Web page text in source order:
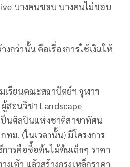
บางคนชอบ บางคนไม่ชอบ
งกว่านั้น คือเรื่องการใช้เงินให้
เรียนคณะสถาปัตย์ฯ จุฬาฯ
สอนวิชา Landscape
นศิลปินแห่งชาติสาขาทัศน
ทม. (ในเวลานั้น) มีโครงการ
การคือซื้อต้นไม้ต้นเล็กๆ ราคา
เท้า แล้วสร้างกรงเหล็กราคา